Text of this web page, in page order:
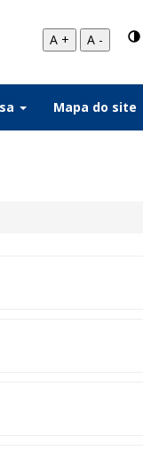
A + A -
Mapa do site